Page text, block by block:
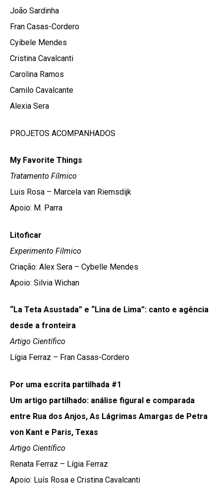
João Sardinha
Fran Casas-Cordero
Cyibele Mendes
Cristina Cavalcanti
Carolina Ramos
Camilo Cavalcante
Alexia Sera
PROJETOS ACOMPANHADOS
My Favorite Things
Tratamento Fílmico
Luis Rosa – Marcela van Riemsdijk
Apoio: M. Parra
Litoficar
Experimento Fílmico
Criação: Alex Sera – Cybelle Mendes
Apoio: Silvia Wichan
“La Teta Asustada” e “Lina de Lima”: canto e agência
desde a fronteira
Artigo Científico
Lígia Ferraz – Fran Casas-Cordero
Por uma escrita partilhada #1
Um artigo partilhado: análise figural e comparada
entre Rua dos Anjos, As Lágrimas Amargas de Petra
von Kant e Paris, Texas
Artigo Científico
Renata Ferraz – Lígia Ferraz
Apoio: Luís Rosa e Cristina Cavalcanti